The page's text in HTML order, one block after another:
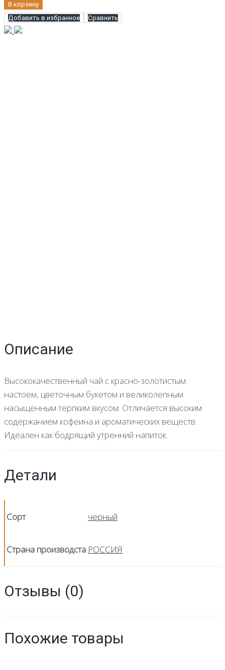
В корзину
Добавить в избранное
Сравнить
Описание
Высококачественный чай с красно-золотистым
настоем, цветочным букетом и великолепным
насыщенным терпким вкусом. Отличается высоким
содержанием кофеина и ароматических веществ.
Идеален как бодрящий утренний напиток.
Детали
Сорт черный
Страна производста РОССИЯ
Отзывы (0)
Похожие товары